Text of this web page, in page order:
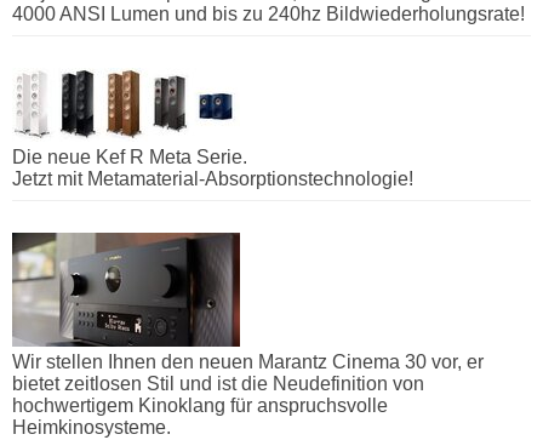
4000 ANSI Lumen und bis zu 240hz Bildwiederholungsrate!
Die neue Kef R Meta Serie.
Jetzt mit Metamaterial-Absorptionstechnologie!
Wir stellen Ihnen den neuen Marantz Cinema 30 vor, er
bietet zeitlosen Stil und ist die Neudefinition von
hochwertigem Kinoklang für anspruchsvolle
Heimkinosysteme.